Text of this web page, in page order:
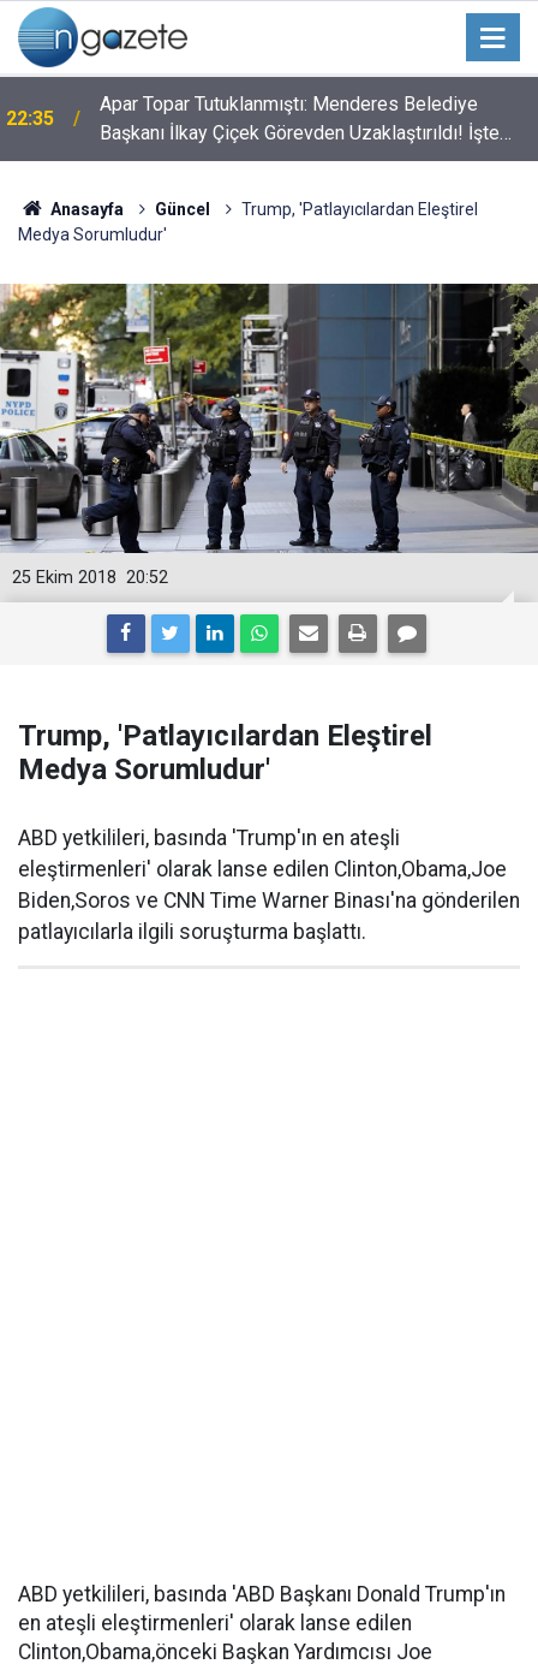
22:35
Apar Topar Tutuklanmıştı: Menderes Belediye
Başkanı İlkay Çiçek Görevden Uzaklaştırıldı! İşte
Alınan Kararın Perde Arkası
Anasayfa Güncel
Trump, 'Patlayıcılardan Eleştirel
Medya Sorumludur'
20:52
25 Ekim 2018
Trump, 'Patlayıcılardan Eleştirel
Medya Sorumludur'
ABD yetkilileri, basında 'Trump'ın en ateşli
eleştirmenleri' olarak lanse edilen Clinton,Obama,Joe
Biden,Soros ve CNN Time Warner Binası'na gönderilen
patlayıcılarla ilgili soruşturma başlattı.
ABD yetkilileri, basında 'ABD Başkanı Donald Trump'ın
en ateşli eleştirmenleri' olarak lanse edilen
Clinton,Obama,önceki Başkan Yardımcısı Joe